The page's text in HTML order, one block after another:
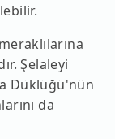
Şelaleyi
Düklüğü'nün
da